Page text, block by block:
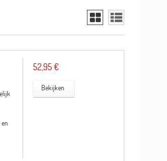
52,95 €
Bekijken